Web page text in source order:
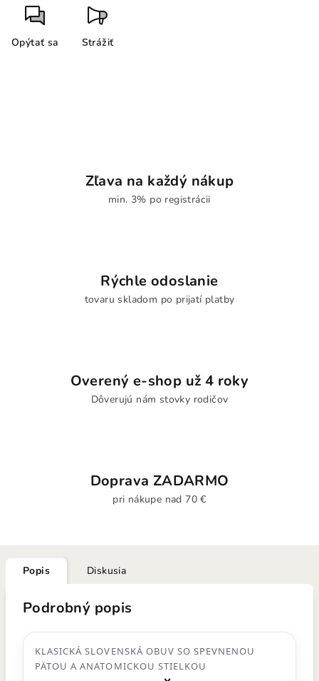
Opýtať sa Strážiť
Zľava na každý nákup
min. 3% po registrácii
Rýchle odoslanie
tovaru skladom po prijatí platby
Overený e-shop už 4 roky
Dôverujú nám stovky rodičov
Doprava ZADARMO
pri nákupe nad 70 €
Popis Diskusia
Podrobný popis
KLASICKÁ SLOVENSKÁ OBUV SO SPEVNENOU
PÄTOU A ANATOMICKOU STIELKOU